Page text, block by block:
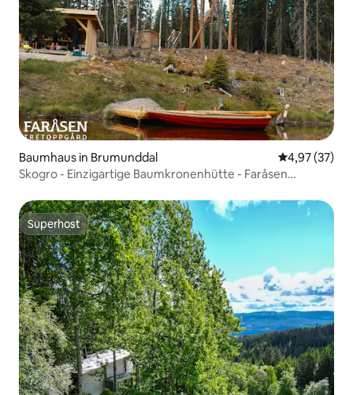
Baumhaus in Brumunddal
4,97 (37)
Skogro - Einzigartige Baumkronenhütte - Faråsen
Superhost
Superhost